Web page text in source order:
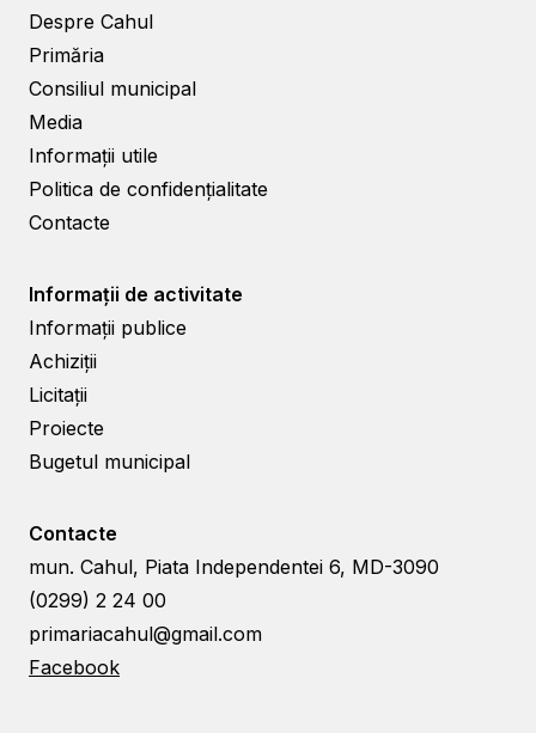
Despre Cahul
Primăria
Consiliul municipal
Media
Informații utile
Politica de confidențialitate
Contacte
Informații de activitate
Informații publice
Achiziții
Licitații
Proiecte
Bugetul municipal
Contacte
mun. Cahul, Piata Independentei 6, MD-3090
(0299) 2 24 00
primariacahul@gmail.com
Facebook